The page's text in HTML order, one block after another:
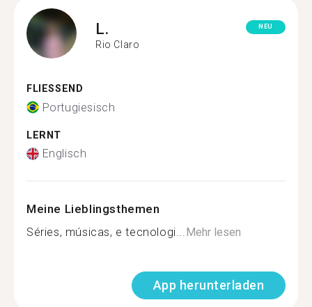
L.
Rio Claro
NEU
FLIESSEND
Portugiesisch
LERNT
Englisch
Meine Lieblingsthemen
Séries, músicas, e tecnologi...Mehr lesen
App herunterladen